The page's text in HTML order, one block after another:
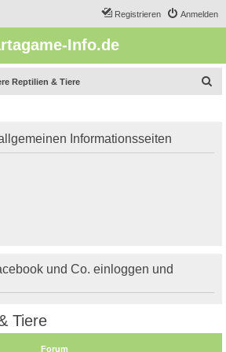
Anmelden
Registrieren
Info.de
Reptilien & Tiere
e
Informationsseiten
und Co. einloggen und
Tiere
Forum